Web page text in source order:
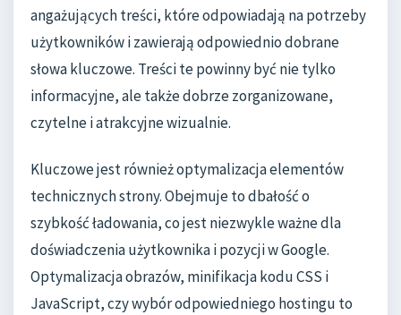
angażujących treści, które odpowiadają na potrzeby
użytkowników i zawierają odpowiednio dobrane
słowa kluczowe. Treści te powinny być nie tylko
informacyjne, ale także dobrze zorganizowane,
czytelne i atrakcyjne wizualnie.
Kluczowe jest również optymalizacja elementów
technicznych strony. Obejmuje to dbałość o
szybkość ładowania, co jest niezwykle ważne dla
doświadczenia użytkownika i pozycji w Google.
Optymalizacja obrazów, minifikacja kodu CSS i
JavaScript, czy wybór odpowiedniego hostingu to